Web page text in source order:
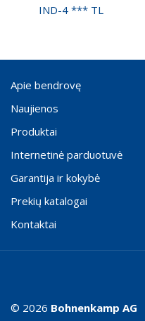
IND-4 *** TL
Apie bendrovę
Naujienos
Produktai
Internetinė parduotuvė
Garantija ir kokybė
Prekių katalogai
Kontaktai
© 2026 Bohnenkamp AG